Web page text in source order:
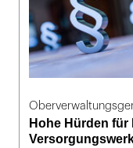
Hohe Hürden